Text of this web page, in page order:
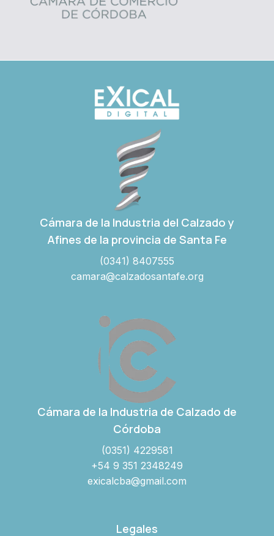
Cámara de la Industria del Calzado y
Afines de la provincia de Santa Fe
(0341) 8407555
camara@calzadosantafe.org
Cámara de la Industria de Calzado de
Córdoba
(0351) 4229581
+54 9 351 2348249
exicalcba@gmail.com
Legales